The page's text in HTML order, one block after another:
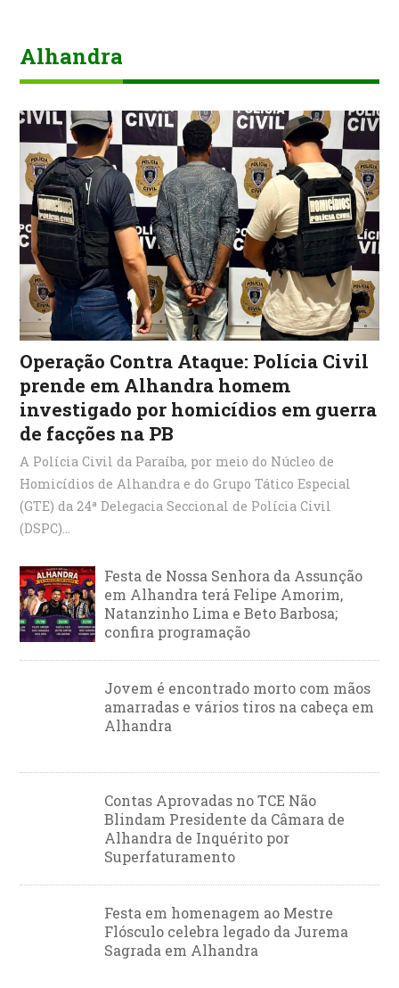
Alhandra
Operação Contra Ataque: Polícia Civil
prende em Alhandra homem
investigado por homicídios em guerra
de facções na PB
A Polícia Civil da Paraíba, por meio do Núcleo de
Homicídios de Alhandra e do Grupo Tático Especial
(GTE) da 24ª Delegacia Seccional de Polícia Civil
(DSPC)...
Festa de Nossa Senhora da Assunção
em Alhandra terá Felipe Amorim,
Natanzinho Lima e Beto Barbosa;
confira programação
Jovem é encontrado morto com mãos
amarradas e vários tiros na cabeça em
Alhandra
Contas Aprovadas no TCE Não
Blindam Presidente da Câmara de
Alhandra de Inquérito por
Superfaturamento
Festa em homenagem ao Mestre
Flósculo celebra legado da Jurema
Sagrada em Alhandra